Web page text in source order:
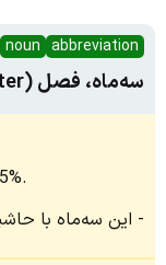
abbreviation
noun
سه‌ماه، فصل (quarter)
این سه‌ماه با